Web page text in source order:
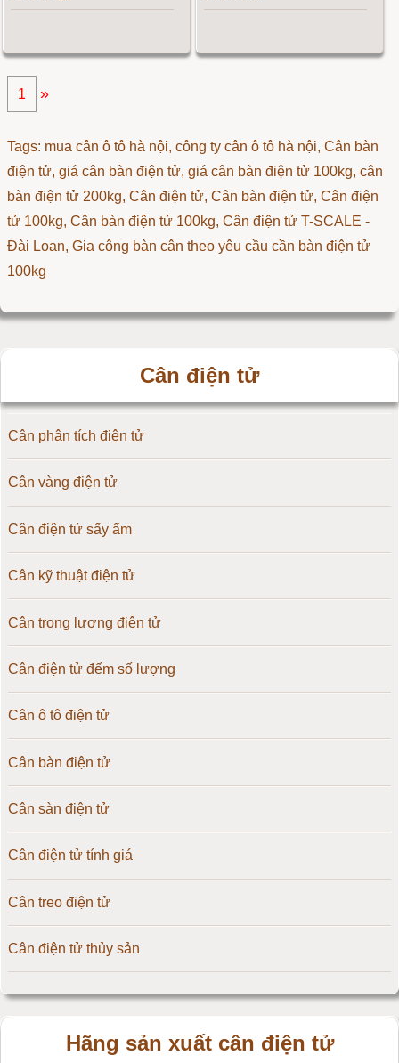
1 »
Tags: mua cân ô tô hà nội, công ty cân ô tô hà nội, Cân bàn
điện tử, giá cân bàn điện tử, giá cân bàn điện tử 100kg, cân
bàn điện tử 200kg, Cân điện tử, Cân bàn điện tử, Cân điện
tử 100kg, Cân bàn điện tử 100kg, Cân điện tử T-SCALE -
Đài Loan, Gia công bàn cân theo yêu cầu cần bàn điện tử
100kg
Cân điện tử
Cân phân tích điện tử
Cân vàng điện tử
Cân điện tử sấy ẩm
Cân kỹ thuật điện tử
Cân trọng lượng điện tử
Cân điện tử đếm số lượng
Cân ô tô điện tử
Cân bàn điện tử
Cân sàn điện tử
Cân điện tử tính giá
Cân treo điện tử
Cân điện tử thủy sản
Hãng sản xuất cân điện tử